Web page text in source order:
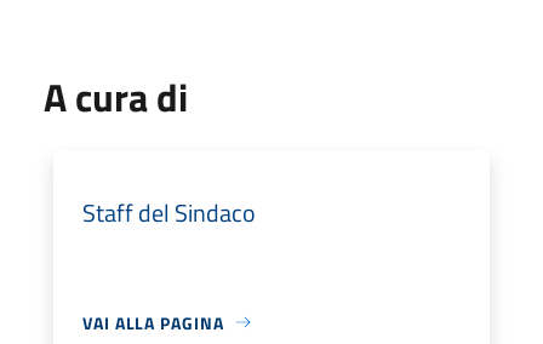
A cura di
Staff del Sindaco
VAI ALLA PAGINA